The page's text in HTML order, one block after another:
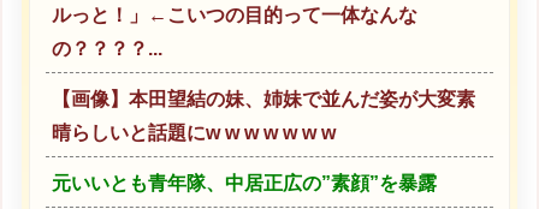
ルっと！」←こいつの目的って一体なんな
の？？？？...
【画像】本田望結の妹、姉妹で並んだ姿が大変素
晴らしいと話題にw w w w w w w
元いいとも青年隊、中居正広の”素顔”を暴露